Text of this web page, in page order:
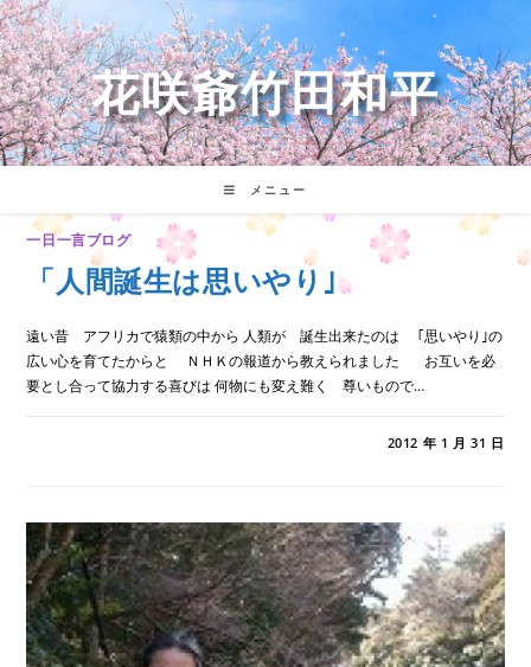
コ
ン
テ
ン
ツ
へ
ス
花咲爺竹田和平
メニュー
一日一言ブログ
「人間誕生は思いやり｣
遠い昔 アフリカで猿類の中から 人類が 誕生出来たのは ｢思いやり｣の
広い心を育てたからと ＮＨＫの報道から教えられました お互いを必
要とし合って協力する喜びは 何物にも変え難く 尊いもので…
思
い
や
り｣
は
2012 年 1 月 31 日